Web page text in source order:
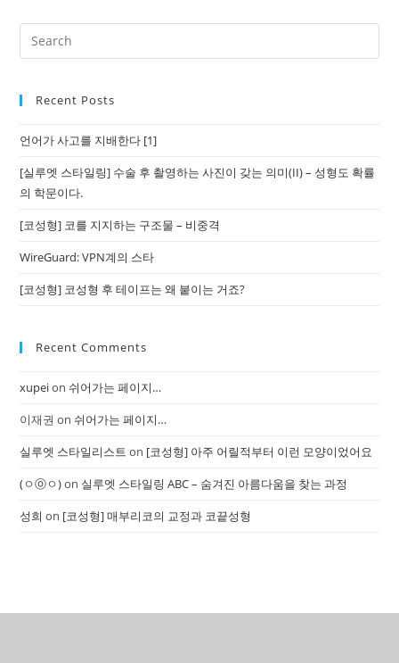
Recent Posts
언어가 사고를 지배한다 [1]
[실루엣 스타일링] 수술 후 촬영하는 사진이 갖는 의미(II) – 성형도 확률
의 학문이다.
[코성형] 코를 지지하는 구조물 – 비중격
WireGuard: VPN계의 스타
[코성형] 코성형 후 테이프는 왜 붙이는 거죠?
Recent Comments
xupeion 쉬어가는 페이지…
이재권 on 쉬어가는 페이지…
실루엣 스타일리스트 on [코성형] 아주 어릴적부터 이런 모양이었어요
(ㅇⓞㅇ)on 실루엣 스타일링 ABC – 숨겨진 아름다움을 찾는 과정
성희 on [코성형] 매부리코의 교정과 코끝성형